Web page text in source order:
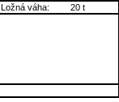
Ložná váha:
20 t